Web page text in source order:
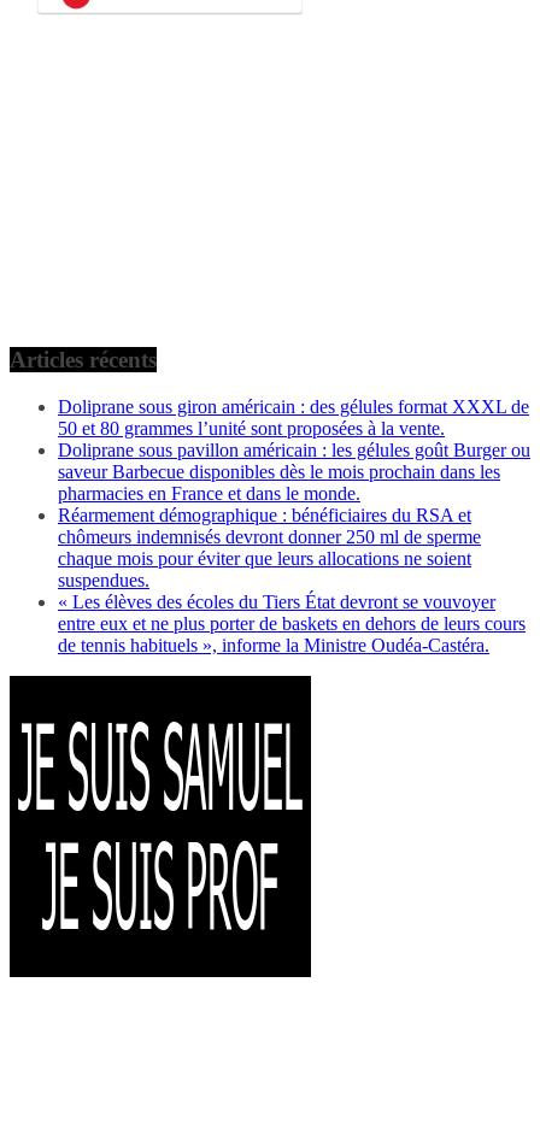
Articles récents
Doliprane sous giron américain : des gélules format XXXL de
50 et 80 grammes l’unité sont proposées à la vente.
Doliprane sous pavillon américain : les gélules goût Burger ou
saveur Barbecue disponibles dès le mois prochain dans les
pharmacies en France et dans le monde.
Réarmement démographique : bénéficiaires du RSA et
chômeurs indemnisés devront donner 250 ml de sperme
chaque mois pour éviter que leurs allocations ne soient
suspendues.
« Les élèves des écoles du Tiers État devront se vouvoyer
entre eux et ne plus porter de baskets en dehors de leurs cours
de tennis habituels », informe la Ministre Oudéa-Castéra.